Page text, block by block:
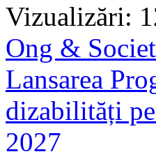
Vizualizări:
Ong &
Lansarea
dizabilități
2027